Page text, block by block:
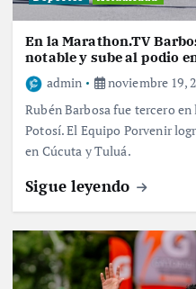
En la Marathon.TV
notable y sube al podio
admin
noviembre 19,
Rubén Barbosa fue tercero
Potosí. El Equipo Porvenir
en Cúcuta y Tuluá.
Sigue leyendo